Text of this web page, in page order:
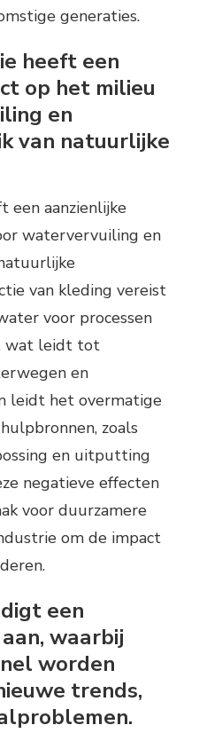
generaties.
heeft een
op het milieu
en
van natuurlijke
een aanzienlijke
watervervuiling en
van kleding vereist
voor processen
wat leidt tot
en
leidt het overmatige
zoals
en uitputting
negatieve effecten
voor duurzamere
om de impact
een
waarbij
worden
trends,